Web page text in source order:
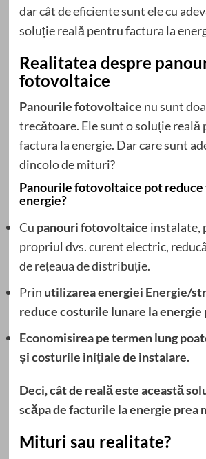
dar cât de eficiente sunt ele cu
soluție reală pentru factura la
Realitatea despre
fotovoltaice
Panourile fotovoltaice nu sunt
trecătoare. Ele sunt o soluție reală
factura la energie. Dar care sunt
dincolo de mituri?
Panourile fotovoltaice pot reduce
energie?
Cu panouri fotovoltaice instalate,
propriul dvs. curent electric,
de rețeaua de distribuție.
Prin utilizarea energiei Energie/
reduce costurile lunare la energie
Economisirea pe termen lung
și costurile inițiale de instalare.
Deci, cât de reală este această
scăpa de facturile la energie prea
Mituri sau realitate?